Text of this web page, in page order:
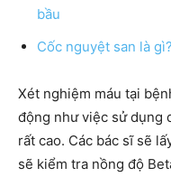
bầu
Cốc nguyệt san là
Xét nghiệm máu tại
động như việc sử dụng
rất cao. Các bác sĩ sẽ
sẽ kiểm tra nồng độ